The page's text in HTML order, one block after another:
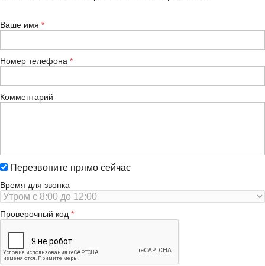
Ваше имя
Номер телефона
Комментарий
Перезвоните прямо сейчас
Время для звонка
Проверочный код